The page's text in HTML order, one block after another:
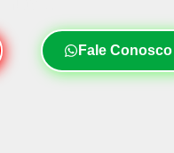
Fale Conosco